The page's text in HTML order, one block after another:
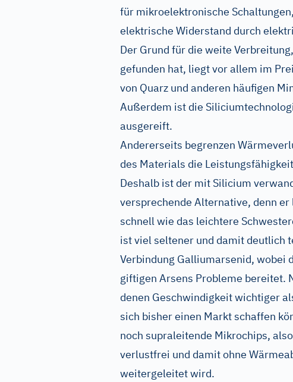
für mikroelektronische
elektrische Widerstand durch
Der Grund für die weite
gefunden hat, liegt vor allem im
von Quarz und anderen häufigen
Außerdem ist die
ausgereift.
Andererseits begrenzen
des Materials die
Deshalb ist der mit Silicium
versprechende Alternative, denn
schnell wie das leichtere
ist viel seltener und damit deutlich
Verbindung Galliumarsenid, wobei
giftigen Arsens Probleme bereitet.
denen Geschwindigkeit wichtiger
sich bisher einen Markt schaffen
noch supraleitende Mikrochips,
verlustfrei und damit ohne
weitergeleitet wird.